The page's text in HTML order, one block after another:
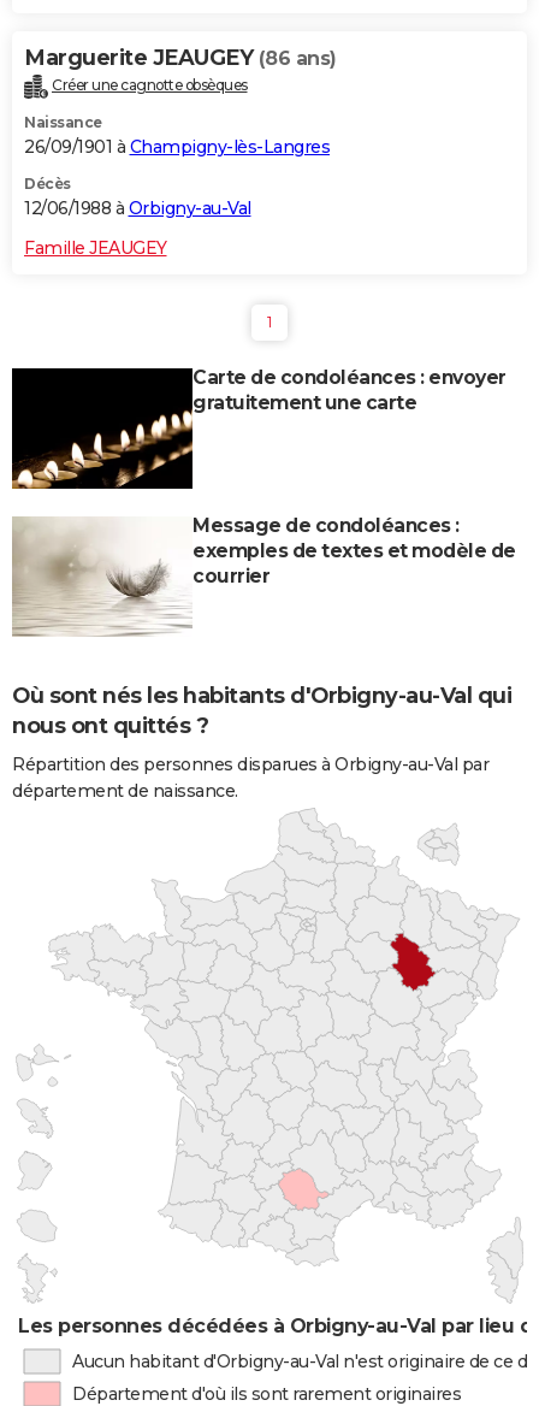
Marguerite JEAUGEY (86 ans)
Créer une cagnotte obsèques
Naissance
26/09/1901 à Champigny-lès-Langres
Décès
12/06/1988 à Orbigny-au-Val
Famille JEAUGEY
1
Carte de condoléances : envoyer
gratuitement une carte
Message de condoléances :
exemples de textes et modèle de
courrier
Où sont nés les habitants d'Orbigny-au-Val qui
nous ont quittés ?
Répartition des personnes disparues à Orbigny-au-Val par
département de naissance.
Les personnes décédées à Orbigny-au-Val par lieu
Aucun habitant d'Orbigny-au-Val n'est originaire de ce
Département d'où ils sont rarement originaires